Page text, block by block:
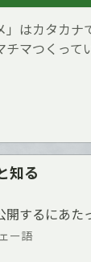
」はカタカ
マつくって
知る
開するにあた
ー語